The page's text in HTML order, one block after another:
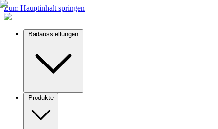
Zum Hauptinhalt springen
Badausstellungen
Produkte